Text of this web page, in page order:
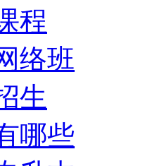
程
络班
生
哪些